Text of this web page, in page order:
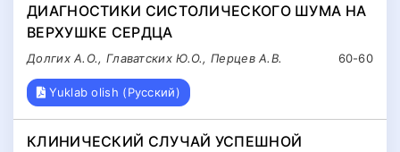
ДИАГНОСТИКИ СИСТОЛИЧЕСКОГО ШУМА НА
ВЕРХУШКЕ СЕРДЦА
60-60
Долгих А.О., Главатских Ю.О., Перцев А.В.
Yuklab olish (Русский)
КЛИНИЧЕСКИЙ СЛУЧАЙ УСПЕШНОЙ